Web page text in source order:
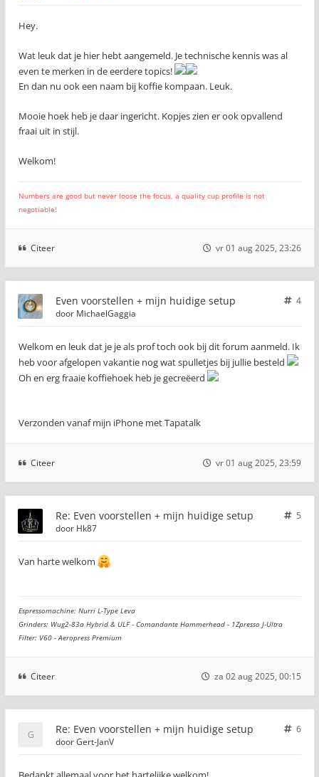
Hey.
Wat leuk dat je hier hebt aangemeld. Je technische kennis was al
even te merken in de eerdere topics!
En dan nu ook een naam bij koffie kompaan. Leuk.
Mooie hoek heb je daar ingericht. Kopjes zien er ook opvallend
fraai uit in stijl.
Welkom!
Numbers are good but never loose the focus, a quality cup profile is not
negotiable!
Citeer vr 01 aug 2025, 23:26
Even voorstellen + mijn huidige setup
4
door MichaelGaggia
Welkom en leuk dat je je als prof toch ook bij dit forum aanmeld. Ik
heb voor afgelopen vakantie nog wat spulletjes bij jullie besteld
Oh en erg fraaie koffiehoek heb je gecreëerd
Verzonden vanaf mijn iPhone met Tapatalk
Citeer vr 01 aug 2025, 23:59
Re: Even voorstellen + mijn huidige setup
5
door Hk87
Van harte welkom
Espressomachine: Nurri L-Type Leva
Grinders: Wug2-83a Hybrid & ULF - Comandante Hammerhead - 1Zpresso J-Ultra
Filter: V60 - Aeropress Premium
Citeer za 02 aug 2025, 00:15
Re: Even voorstellen + mijn huidige setup
6
doorGert-JanV